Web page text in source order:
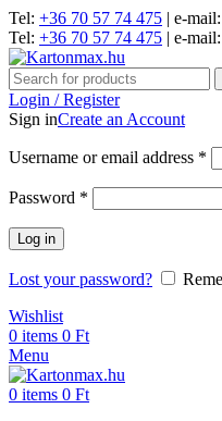
Tel: +36 70 57 74 475 | e-mail:
Tel: +36 70 57 74 475 | e-mail:
Login / Register
Sign inCreate an Account
Username or email address *
Password *
Log in
Lost your password?
Wishlist
0 items 0 Ft
Menu
0 items 0 Ft